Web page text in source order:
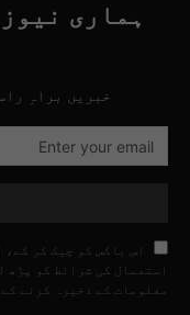
ہماری
خبریں براہِ
اس باکس کو چیک کر
استعمال کی شرائط کو پڑھ
معلومات کے ذخیرہ کرنے